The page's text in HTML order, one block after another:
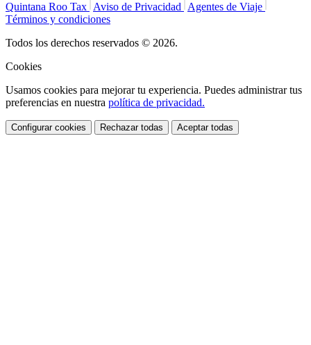
Quintana Roo Tax Aviso de Privacidad
Agentes de Viaje
Términos y condiciones
Todos los derechos reservados © 2026.
Cookies
Usamos cookies para mejorar tu experiencia. Puedes administrar tus
preferencias en nuestra política de privacidad.
Configurar cookies Rechazar todas Aceptar todas